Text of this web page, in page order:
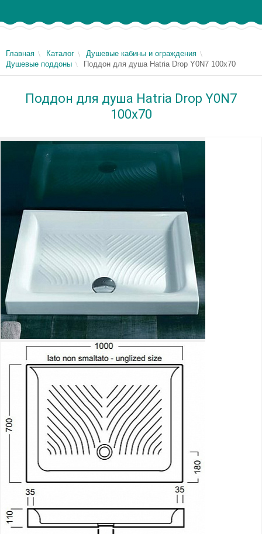
Главная Каталог
Душевые кабины и ограждения
Душевые поддоны
Поддон для душа Hatria Drop Y0N7 100x70
Поддон для душа Hatria Drop Y0N7
100x70